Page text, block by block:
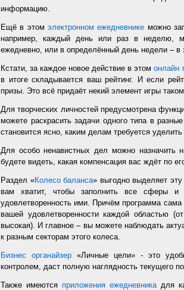
информацию.
Ещё в этомэлектронном ежедневнике можно
например, каждый день или раз в неделю,
ежедневно, или в определённый день недели – в
Кстати, за каждое новое действие в этомонлайн
в итоге складывается ваш рейтинг. И если
призы. Это всё придаёт некий элемент игры
Для творческих личностей предусмотрена
можете раскрасить задачи одного типа в
становится ясно, каким делам требуется
Для особо ненавистных дел можно назначить
будете видеть, какая компенсация вас ждёт по
Раздел «Колесо баланса» выгодно выделяет
вам хватит, чтобы заполнить все сферы и
удовлетворенность ими. Причём программа
вашей удовлетворенности каждой областью
высокая). И главное – вы можете наблюдать
к разным секторам этого колеса.
Бизнес органайзер «Личные цели» - это
контролем, даст полную наглядность текущего
Также имеются приложения ежедневникадля